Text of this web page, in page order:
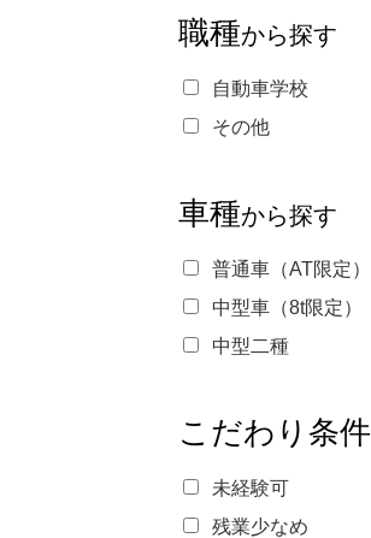
職種から探す
自動車学校
その他
車種から探す
普通車（AT限定）
中型車（8t限定）
中型二種
こだわり条件
未経験可
残業少なめ